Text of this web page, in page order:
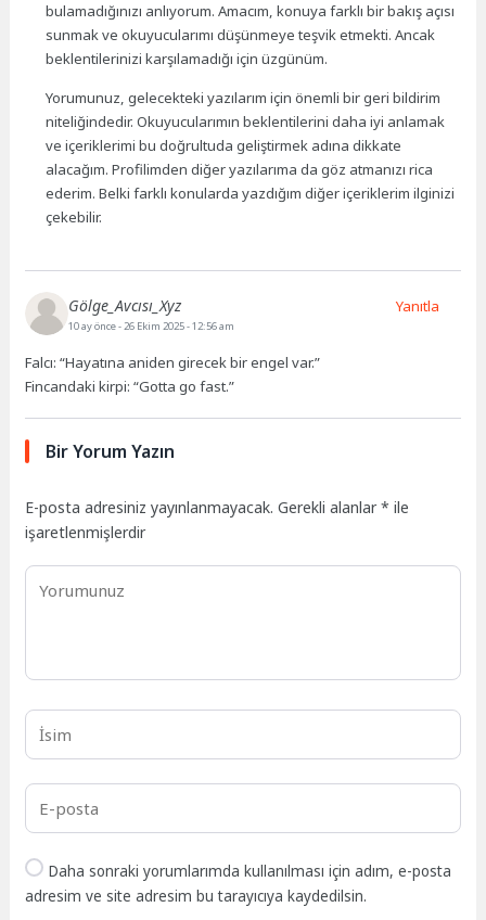
bulamadığınızı anlıyorum. Amacım, konuya farklı bir bakış açısı
sunmak ve okuyucularımı düşünmeye teşvik etmekti. Ancak
beklentilerinizi karşılamadığı için üzgünüm.
Yorumunuz, gelecekteki yazılarım için önemli bir geri bildirim
niteliğindedir. Okuyucularımın beklentilerini daha iyi anlamak
ve içeriklerimi bu doğrultuda geliştirmek adına dikkate
alacağım. Profilimden diğer yazılarıma da göz atmanızı rica
ederim. Belki farklı konularda yazdığım diğer içeriklerim ilginizi
çekebilir.
Gölge_Avcısı_Xyz
10 ay önce- 26 Ekim 2025 - 12:56 am
Falcı: “Hayatına aniden girecek bir engel var.”
Fincandaki kirpi: “Gotta go fast.”
Yanıtla
Bir Yorum Yazın
E-posta adresiniz yayınlanmayacak. Gerekli alanlar* ile
işaretlenmişlerdir
Daha sonraki yorumlarımda kullanılması için adım, e-posta
adresim ve site adresim bu tarayıcıya kaydedilsin.